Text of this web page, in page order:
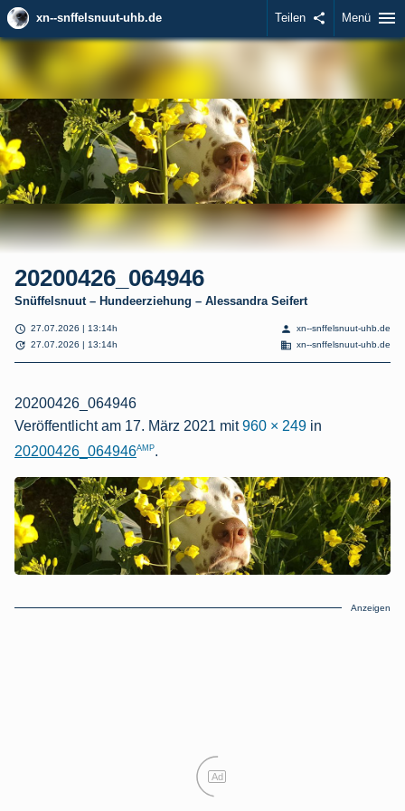
xn--snffelsnuut-uhb.de Teilen share Menü menu
20200426_064946
Snüffelsnuut – Hundeerziehung – Alessandra Seifert
schedule 27.07.2026 | 13:14h
update 27.07.2026 | 13:14h
person xn--snffelsnuut-uhb.de
domain xn--snffelsnuut-uhb.de
20200426_064946
Veröffentlicht am 17. März 2021 mit960 × 249 in
20200426_064946AMP.
Anzeigen
Ad